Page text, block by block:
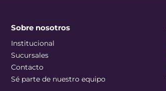
Sobre nosotros
Institucional
Sucursales
Contacto
Sé parte de nuestro equipo